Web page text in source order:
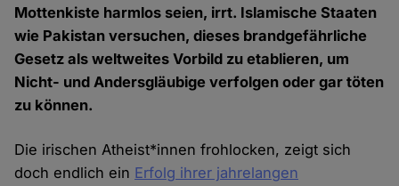
Mottenkiste harmlos seien, irrt. Islamische Staaten
wie Pakistan versuchen, dieses brandgefährliche
Gesetz als weltweites Vorbild zu etablieren, um
Nicht- und Andersgläubige verfolgen oder gar töten
zu können.
Die irischen Atheist*innen frohlocken, zeigt sich
doch endlich ein Erfolg ihrer jahrelangen